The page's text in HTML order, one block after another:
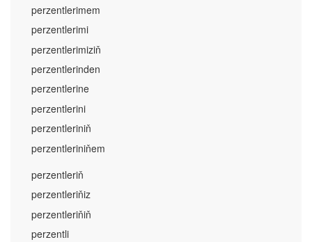
perzentlerimem
perzentlerimi
perzentlerimiziň
perzentlerinden
perzentlerine
perzentlerini
perzentleriniň
perzentleriniňem
perzentleriň
perzentleriňiz
perzentleriňiň
perzentli